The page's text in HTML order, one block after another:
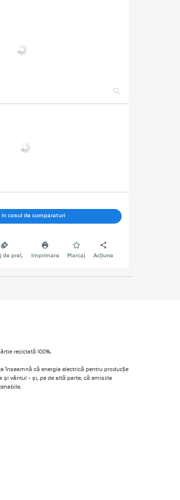
in cosul de cumparaturi
de preț. Imprimare Marcaj Acțiune
reciclată 100%.
înseamnă că energia electrică pentru producție
și vântul - și, pe de altă parte, că emisiile